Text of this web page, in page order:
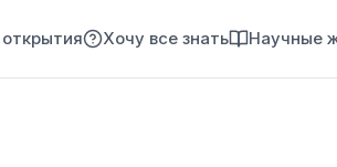
Хочу все знать Научные